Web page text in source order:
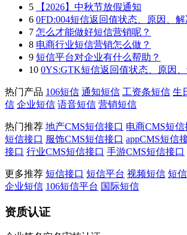
5
【2026】中秋节放假通知
6 0FD:004短信返回值状态、原因、
7 怎么才能做好短信营销呢？
8 电商行业短信营销怎么做？
9 短信平台对企业有什么帮助？
10 0YS:GTK短信返回值状态、原因
热门产品 106短信 通知短信 工资条短信 生
信 企业短信 语音短信 营销短信
热门推荐 地产CMS短信接口 电商CMS短信
短信接口 服饰CMS短信接口 appCMS短信
接口 行业CMS短信接口 手游CMS短信接口
更多推荐 短信接口 短信平台 视频短信 短
企业短信 106短信平台 国际短信
资质认证